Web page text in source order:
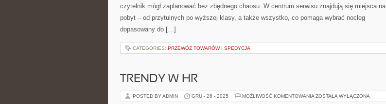
czytelnik mógł zaplanować bez zbędnego chaosu. W centrum serwisu znajdują się miejsca na
pobyt – od przytulnych po wyższej klasy, a także wszystko, co pomaga wybrać nocleg
dopasowany do […]
CATEGORIES: PRZEWÓZ TOWARÓW I SPEDYCJA
TRENDY W HR
POSTED BY ADMIN GRU - 26 - 2025 MOŻLIWOŚĆ KOMENTOWANIA TRENDY
ZOSTAŁA WYŁĄCZONA